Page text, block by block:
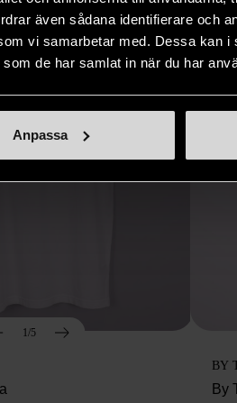
även sådana identifierare och
vi samarbetar med. Dessa kan i
de har samlat in när du har
Anpassa
1/5
BY
By